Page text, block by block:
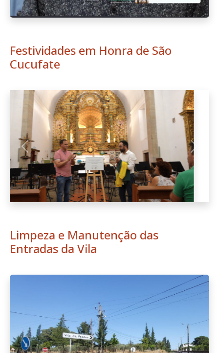
Festividades em Honra de São
Cucufate
Anterior
Limpeza e Manutenção das
Entradas da Vila